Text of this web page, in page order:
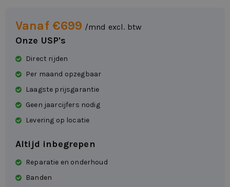
Vanaf €699 /mnd excl. btw
Onze USP's
Direct rijden
Per maand opzegbaar
Laagste prijsgarantie
Geen jaarcijfers nodig
Levering op locatie
Altijd inbegrepen
Reparatie en onderhoud
Banden